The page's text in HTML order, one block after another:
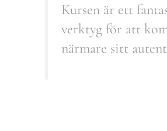
Kursen är ett
verktyg för att
närmare sitt